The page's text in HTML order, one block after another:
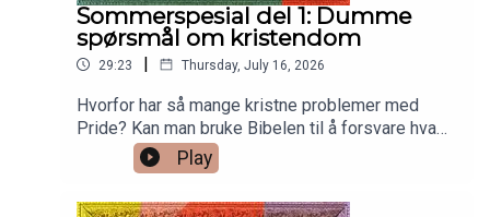
Sommerspesial del 1: Dumme
spørsmål om kristendom
29:23 | Thursday, July 16, 2026
Hvorfor har så mange kristne problemer med
Pride? Kan man bruke Bibelen til å forsvare hva
som helst? Hvorfor er det så mange
fotballspillere som viser sin kristne tilhørighet?
Play